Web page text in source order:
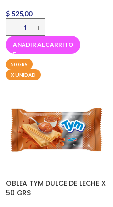
$525,00
AÑADIR AL CARRITO
50 GRS
X UNIDAD
OBLEA TYM DULCE DE LECHE X
50 GRS